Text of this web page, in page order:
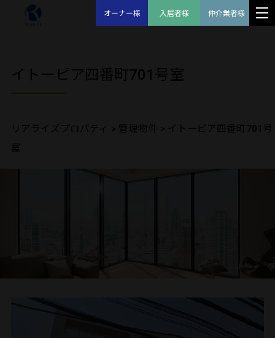
オーナー様 入居者様 仲介業者様
イトーピア四番町701号室
リアライズプロパティ > 管理物件 > イトーピア四番町701号
室